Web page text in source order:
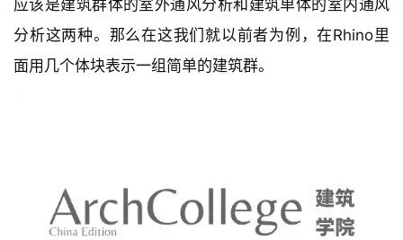
应该是建筑群体的室外通风分析和建筑单体的室内通风
分析这两种。那么在这我们就以前者为例，在Rhino里
面用几个体块表示一组简单的建筑群。